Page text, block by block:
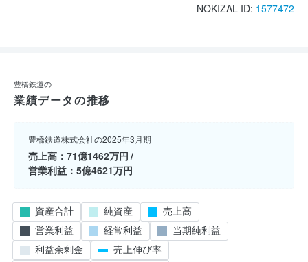
NOKIZAL ID: 1577472
豊橋鉄道の
業績データの推移
豊橋鉄道株式会社の2025年3月期
売上高
71億1462万円
営業利益
5億4621万円
資産合計 純資産
売上高
営業利益
経常利益
当期純利益
利益余剰金
売上伸び率